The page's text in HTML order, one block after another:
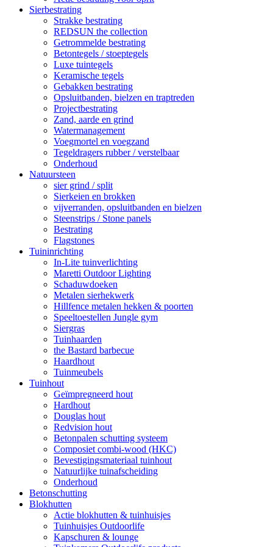
Sierbestrating
Strakke bestrating
REDSUN the collection
Getrommelde bestrating
Betontegels / stoeptegels
Luxe tuintegels
Keramische tegels
Gebakken bestrating
Opsluitbanden, bielzen en traptreden
Projectbestrating
Zand, aarde en grind
Watermanagement
Voegmortel en voegzand
Tegeldragers rubber / verstelbaar
Onderhoud
Natuursteen
sier grind / split
Sierkeien en brokken
vijverranden, opsluitbanden en bielzen
Steenstrips / Stone panels
Bestrating
Flagstones
Tuininrichting
In-Lite tuinverlichting
Maretti Outdoor Lighting
Schaduwdoeken
Metalen sierhekwerk
Hillfence metalen hekken & poorten
Speeltoestellen Jungle gym
Siergras
Tuinhaarden
the Bastard barbecue
Haardhout
Tuinmeubels
Tuinhout
Geïmpregneerd hout
Hardhout
Douglas hout
Redvision hout
Betonpalen schutting systeem
Composiet combi-wood (HKC)
Bevestigingsmateriaal tuinhout
Natuurlijke tuinafscheiding
Onderhoud
Betonschutting
Blokhutten
Actie blokhutten & tuinhuisjes
Tuinhuisjes Outdoorlife
Kapschuren & lounge